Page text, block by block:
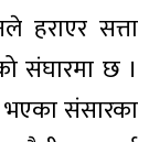
हराएर सत्ता
संघारमा छ ।
संसारका